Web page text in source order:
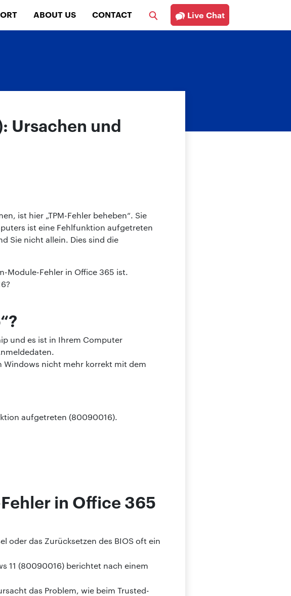
ABOUT US CONTACT Live Chat
Ursachen und
ist hier „TPM-Fehler beheben“. Sie
ist eine Fehlfunktion aufgetreten
Sie nicht allein. Dies sind die
Module-Fehler in Office 365 ist.
und es ist in Ihrem Computer
Windows nicht mehr korrekt mit dem
aufgetreten (80090016).
in Office 365
oder das Zurücksetzen des BIOS oft ein
11 (80090016) berichtet nach einem
das Problem, wie beim Trusted-